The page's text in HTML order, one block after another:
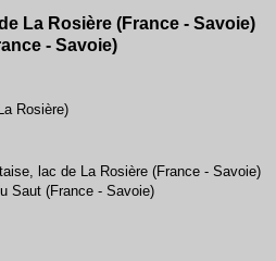
La Rosière (France - Savoie)
- Savoie)
Rosière)
lac de La Rosière (France - Savoie)
Saut (France - Savoie)